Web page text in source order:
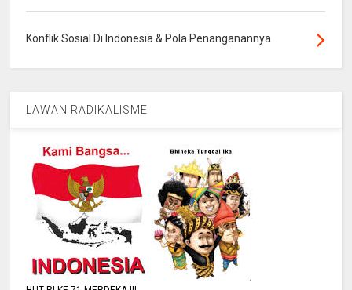
Konflik Sosial Di Indonesia & Pola Penanganannya
LAWAN RADIKALISME